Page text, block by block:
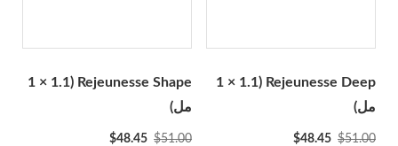
Rejeunesse Deep (1 × 1.1
مل)
$51.00
السعر $48.45
Rejeunesse Shape (1 × 1.1
مل)
$51.00
السعر $48.45
Cellnoc
Dermaheal
Dermalax
Dermaren